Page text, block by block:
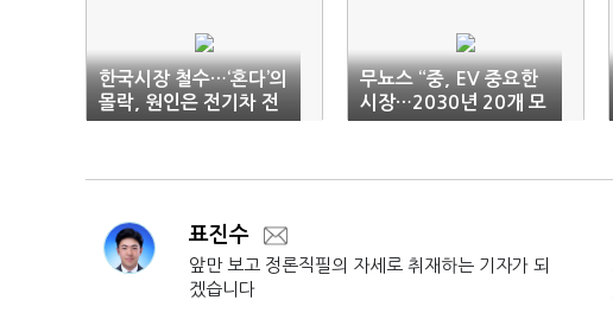
한국시장 철수…‘혼다’의
몰락, 원인은 전기차 전
략 실패
무뇨스 “중, EV 중요한
시장…2030년 20개 모
델 출시”
표진수
앞만 보고 정론직필의 자세로 취재하는 기자가 되
겠습니다